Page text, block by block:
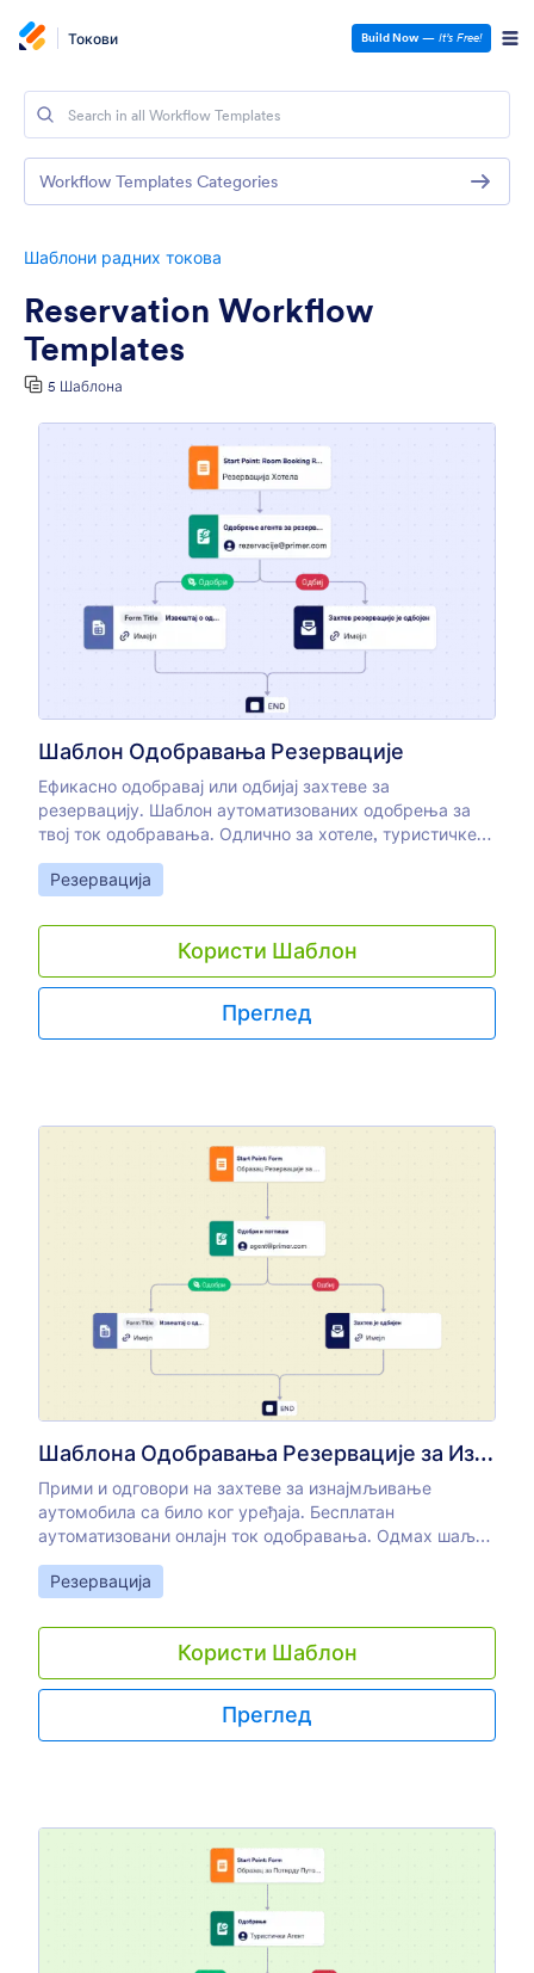
Токови Build Now — It’s Free!
Шаблони радних токова
Reservation Workflow
Templates
5 Шаблона
Шаблон Одобравања Резервације
Ефикасно одобравај или одбијај захтеве за
резервацију. Шаблон аутоматизованих одобрења за
твој ток одобравања. Одлично за хотеле, туристичке
агенције, догађаје и још много тога. Нема кодирања.
Go to Category:
Резервација
Користи Шаблон
Преглед
Шаблона Одобравања Резервације за Изнајмљивање Аутa
Прими и одговори на захтеве за изнајмљивање
аутомобила са било ког уређаја. Бесплатан
аутоматизовани онлајн ток одобравања. Одмах шаљи
обавештења и имејлове. Прилагоди без кодирања.
Go to Category:
Резервација
Користи Шаблон
Преглед
Workflow Templates Categories